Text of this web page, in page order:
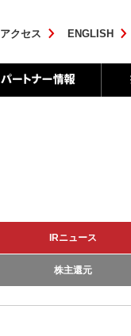
アクセス ENGLISH
IRニュース
株主還元